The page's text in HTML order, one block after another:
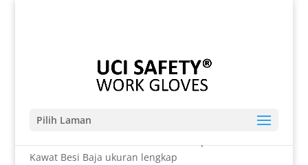
Pilih Laman
Kawat Besi Baja ukuran lengkap